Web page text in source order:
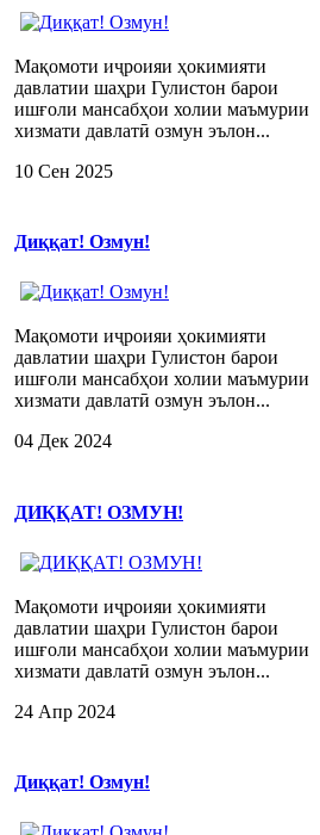
Мақомоти иҷроияи ҳокимияти
давлатии шаҳри Гулистон барои
ишғоли мансабҳои холии маъмурии
хизмати давлатӣ озмун эълон...
10 Сен 2025
Диққат! Озмун!
Мақомоти иҷроияи ҳокимияти
давлатии шаҳри Гулистон барои
ишғоли мансабҳои холии маъмурии
хизмати давлатӣ озмун эълон...
04 Дек 2024
ДИҚҚАТ! ОЗМУН!
Мақомоти иҷроияи ҳокимияти
давлатии шаҳри Гулистон барои
ишғоли мансабҳои холии маъмурии
хизмати давлатӣ озмун эълон...
24 Апр 2024
Диққат! Озмун!